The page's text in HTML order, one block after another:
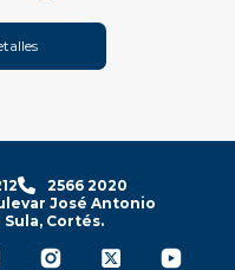
2566 2020
José Antonio
Sula, Cortés.